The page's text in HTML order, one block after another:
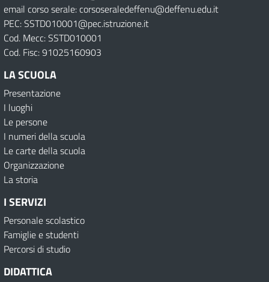
email corso serale: corsoseraledeffenu@deffenu.edu.it
PEC: SSTD010001@pec.istruzione.it
Cod. Mecc: SSTD010001
Cod. Fisc: 91025160903
LA SCUOLA
Presentazione
I luoghi
Le persone
I numeri della scuola
Le carte della scuola
Organizzazione
La storia
I SERVIZI
Personale scolastico
Famiglie e studenti
Percorsi di studio
DIDATTICA